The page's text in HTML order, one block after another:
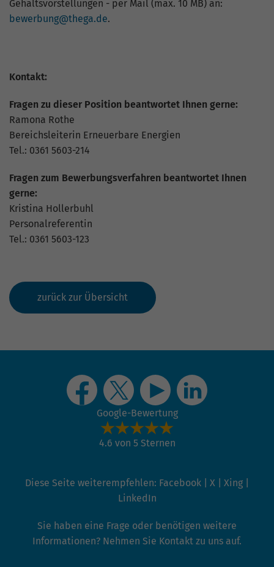
Gehaltsvorstellungen - per Mail (max. 10 MB) an:
bewerbung@thega.de.
Kontakt:
Fragen zu dieser Position beantwortet Ihnen gerne:
Ramona Rothe
Bereichsleiterin Erneuerbare Energien
Tel.: 0361 5603-214
Fragen zum Bewerbungsverfahren beantwortet Ihnen
gerne:
Kristina Hollerbuhl
Personalreferentin
Tel.: 0361 5603-123
zurück zur Übersicht
Google-Bewertung
4.6 von 5 Sternen
Diese Seite weiterempfehlen: Facebook X Xing
LinkedIn
Sie haben eine Frage oder benötigen weitere
Informationen? Nehmen Sie Kontakt zu uns auf.